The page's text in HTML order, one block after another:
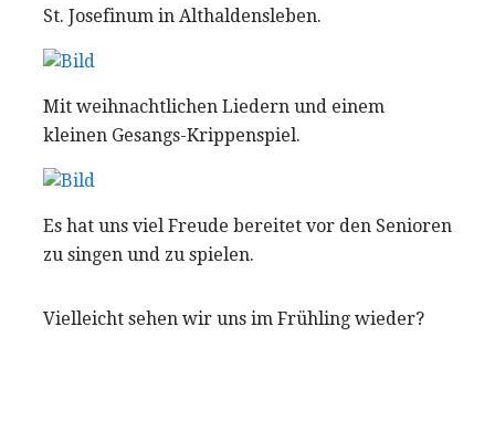
St. Josefinum in Althaldensleben.
Mit weihnachtlichen Liedern und einem
kleinen Gesangs-Krippenspiel.
Es hat uns viel Freude bereitet vor den Senioren
zu singen und zu spielen.
Vielleicht sehen wir uns im Frühling wieder?